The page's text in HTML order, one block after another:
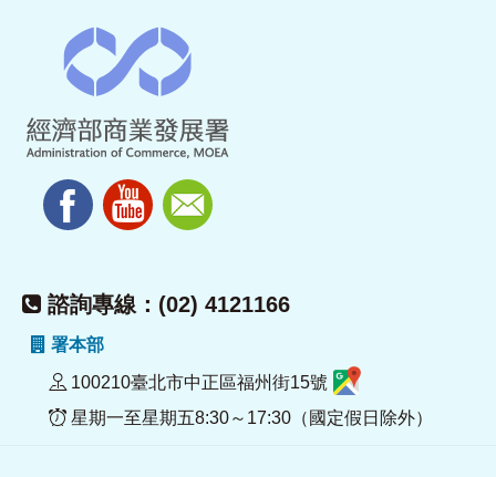
諮詢專線：(02) 4121166
署本部
100210臺北市中正區福州街15號
星期一至星期五8:30～17:30（國定假日除外）